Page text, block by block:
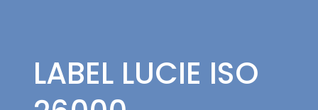
LABEL LUCIE ISO